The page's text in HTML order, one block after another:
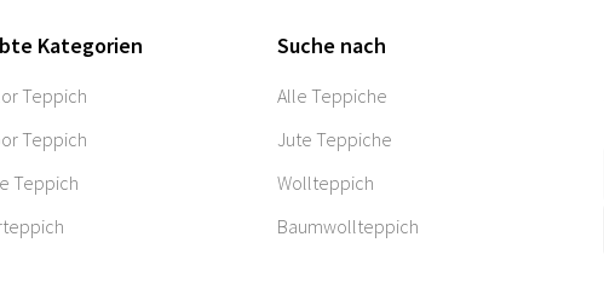
Kategorien
Teppich
Teppich
Teppich
Suche nach
Alle Teppiche
Jute Teppiche
Wollteppich
Baumwollteppich